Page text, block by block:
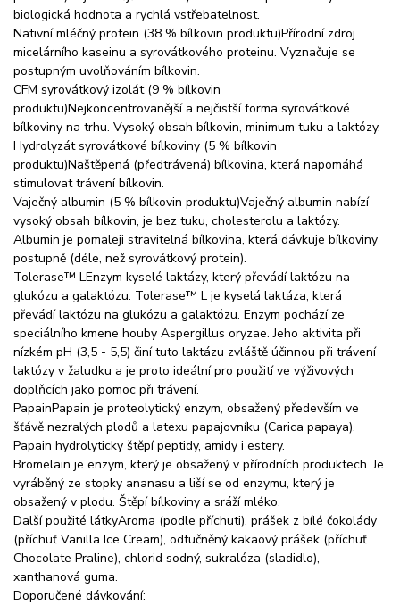
biologická hodnota a rychlá vstřebatelnost.
Nativní mléčný protein (38 % bílkovin produktu)Přírodní zdroj
micelárního kaseinu a syrovátkového proteinu. Vyznačuje se
postupným uvolňováním bílkovin.
CFM syrovátkový izolát (9 % bílkovin
produktu)Nejkoncentrovanější a nejčistší forma syrovátkové
bílkoviny na trhu. Vysoký obsah bílkovin, minimum tuku a laktózy.
Hydrolyzát syrovátkové bílkoviny (5 % bílkovin
produktu)Naštěpená (předtrávená) bílkovina, která napomáhá
stimulovat trávení bílkovin.
Vaječný albumin (5 % bílkovin produktu)Vaječný albumin nabízí
vysoký obsah bílkovin, je bez tuku, cholesterolu a laktózy.
Albumin je pomaleji stravitelná bílkovina, která dávkuje bílkoviny
postupně (déle, než syrovátkový protein).
Tolerase™ LEnzym kyselé laktázy, který převádí laktózu na
glukózu a galaktózu. Tolerase™ L je kyselá laktáza, která
převádí laktózu na glukózu a galaktózu. Enzym pochází ze
speciálního kmene houby Aspergillus oryzae. Jeho aktivita při
nízkém pH (3,5 - 5,5) činí tuto laktázu zvláště účinnou při trávení
laktózy v žaludku a je proto ideální pro použití ve výživových
doplňcích jako pomoc při trávení.
PapainPapain je proteolytický enzym, obsažený především ve
šťávě nezralých plodů a latexu papajovníku (Carica papaya).
Papain hydrolyticky štěpí peptidy, amidy i estery.
Bromelain je enzym, který je obsažený v přírodních produktech. Je
vyráběný ze stopky ananasu a liší se od enzymu, který je
obsažený v plodu. Štěpí bílkoviny a sráží mléko.
Další použité látkyAroma (podle příchuti), prášek z bílé čokolády
(příchuť Vanilla Ice Cream), odtučněný kakaový prášek (příchuť
Chocolate Praline), chlorid sodný, sukralóza (sladidlo),
xanthanová guma.
Doporučené dávkování: